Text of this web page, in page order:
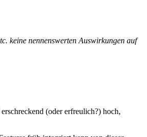
keine nennenswerten Auswirkungen auf
(oder erfreulich?) hoch,